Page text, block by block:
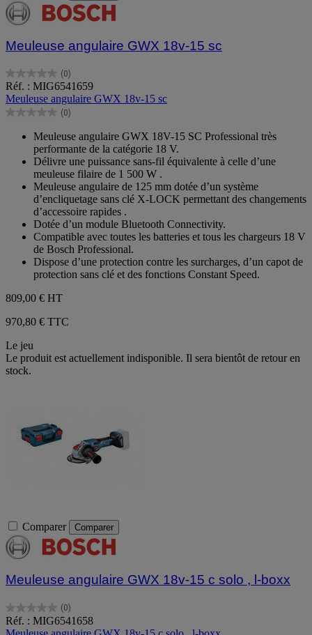
Meuleuse angulaire GWX 18v-15 sc
(0)
0.0
sur
5
étoiles.
Réf. : MIG6541659
Meuleuse angulaire GWX 18v-15 sc
(0)
0.0
étoiles.
Meuleuse angulaire GWX 18V-15 SC Professional très
performante de la catégorie 18 V.
Délivre une puissance sans-fil équivalente à celle d’une
meuleuse filaire de 1 500 W .
Meuleuse angulaire de 125 mm dotée d’un système
d’encliquetage sans clé X-LOCK permettant des changements
d’accessoire rapides .
Dotée d’un module Bluetooth Connectivity.
Compatible avec toutes les batteries et tous les chargeurs 18 V
de Bosch Professional.
Dispose d’une protection contre les surcharges, d’un capot de
protection sans clé et des fonctions Constant Speed.
809,00 € HT
970,80 € TTC
Le jeu
Le produit est actuellement indisponible. Il sera bientôt de retour en
stock.
Comparer Comparer
Meuleuse angulaire GWX 18v-15 c solo , l-boxx
(0)
0.0
sur
Réf. : MIG6541658